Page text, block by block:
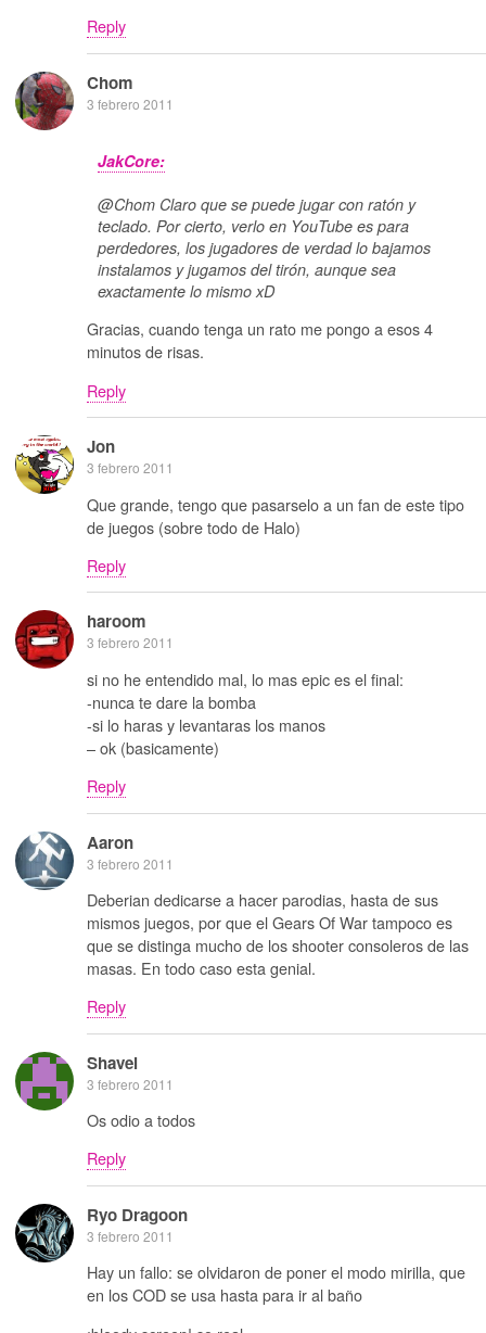
Reply
Chom
3 febrero 2011
JakCore:
@Chom Claro que se puede jugar con ratón y
teclado. Por cierto, verlo en YouTube es para
perdedores, los jugadores de verdad lo bajamos
instalamos y jugamos del tirón, aunque sea
exactamente lo mismo xD
Gracias, cuando tenga un rato me pongo a esos 4
minutos de risas.
Reply
Jon
3 febrero 2011
Que grande, tengo que pasarselo a un fan de este tipo
de juegos (sobre todo de Halo)
Reply
haroom
3 febrero 2011
si no he entendido mal, lo mas epic es el final:
-nunca te dare la bomba
-si lo haras y levantaras los manos
– ok (basicamente)
Reply
Aaron
3 febrero 2011
Deberian dedicarse a hacer parodias, hasta de sus
mismos juegos, por que el Gears Of War tampoco es
que se distinga mucho de los shooter consoleros de las
masas. En todo caso esta genial.
Reply
Shavel
3 febrero 2011
Os odio a todos
Reply
Ryo Dragoon
3 febrero 2011
Hay un fallo: se olvidaron de poner el modo mirilla, que
en los COD se usa hasta para ir al baño